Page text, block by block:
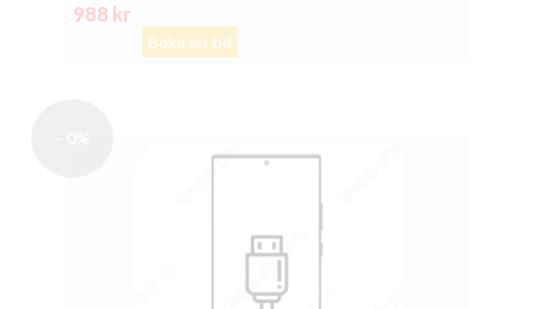
988 kr
Boka en tid